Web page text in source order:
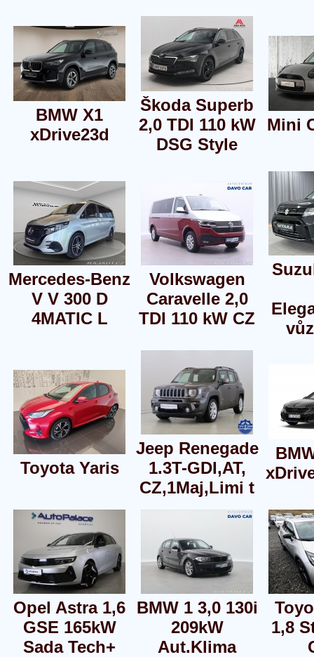
BMW X1
xDrive23d
Škoda Superb
2,0 TDI 110 kW
DSG Style
Mini
Mercedes-Benz
V V 300 D
4MATIC L
Volkswagen
Caravelle 2,0
TDI 110 kW CZ
Toyota Yaris
Jeep Renegade
1.3T-GDI,AT,
CZ,1Maj,Limi t
Opel Astra 1,6
GSE 165kW
Sada Tech+
BMW 1 3,0 130i
209kW
Aut.Klima
1,8